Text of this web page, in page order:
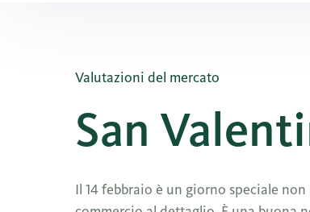
Valutazioni del mercato
San
Il 14 febbraio è un giorno speciale